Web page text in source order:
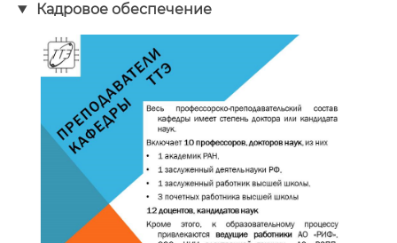
Кадровое обеспечение